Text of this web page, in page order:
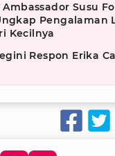
Susu
Pengalaman
Kecilnya
Respon Erika